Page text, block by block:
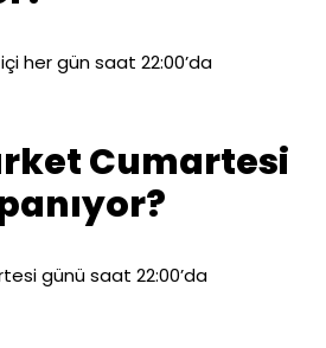
her gün saat 22:00’da
Cumartesi
günü saat 22:00’da